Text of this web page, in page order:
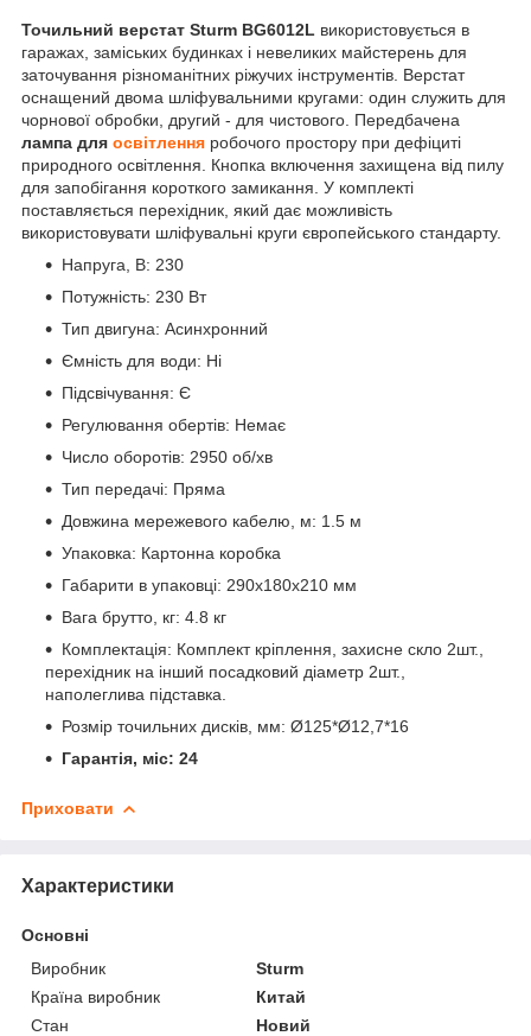
Точильний верстат Sturm BG6012L використовується в
гаражах, заміських будинках і невеликих майстерень для
заточування різноманітних ріжучих інструментів. Верстат
оснащений двома шліфувальними кругами: один служить для
чорнової обробки, другий - для чистового. Передбачена
лампа для освітлення робочого простору при дефіциті
природного освітлення. Кнопка включення захищена від пилу
для запобігання короткого замикання. У комплекті
поставляється перехідник, який дає можливість
використовувати шліфувальні круги європейського стандарту.
Напруга, В: 230
Потужність: 230 Вт
Тип двигуна: Асинхронний
Ємність для води: Ні
Підсвічування: Є
Регулювання обертів: Немає
Число оборотів: 2950 об/хв
Тип передачі: Пряма
Довжина мережевого кабелю, м: 1.5 м
Упаковка: Картонна коробка
Габарити в упаковці: 290х180х210 мм
Вага брутто, кг: 4.8 кг
Комплектація: Комплект кріплення, захисне скло 2шт.,
перехідник на інший посадковий діаметр 2шт.,
наполеглива підставка.
Розмір точильних дисків, мм: Ø125*Ø12,7*16
Гарантія, міс: 24
Приховати
Характеристики
Основні
Виробник
Sturm
Країна виробник
Китай
Стан
Новий